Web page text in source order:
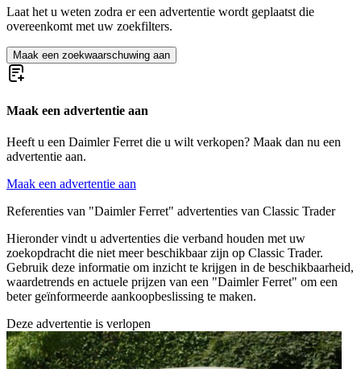
Laat het u weten zodra er een advertentie wordt geplaatst die
overeenkomt met uw zoekfilters.
Maak een zoekwaarschuwing aan
Maak een advertentie aan
Heeft u een Daimler Ferret die u wilt verkopen? Maak dan nu een
advertentie aan.
Maak een advertentie aan
Referenties van "Daimler Ferret" advertenties van Classic Trader
Hieronder vindt u advertenties die verband houden met uw
zoekopdracht die niet meer beschikbaar zijn op Classic Trader.
Gebruik deze informatie om inzicht te krijgen in de beschikbaarheid,
waardetrends en actuele prijzen van een "Daimler Ferret" om een
beter geïnformeerde aankoopbeslissing te maken.
Deze advertentie is verlopen